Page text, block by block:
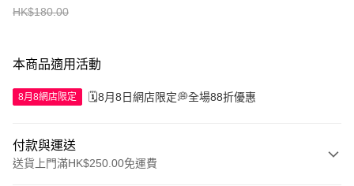
HK$180.00
本商品適用活動
8月8網店限定 🗓️8月8日網店限定💭全場88折優惠
付款與運送
送貨上門滿HK$250.00免運費